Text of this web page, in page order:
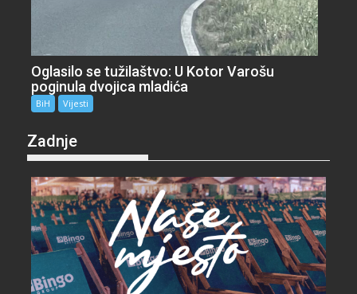
Oglasilo se tužilaštvo: U Kotor Varošu
poginula dvojica mladića
BiH Vijesti
Zadnje